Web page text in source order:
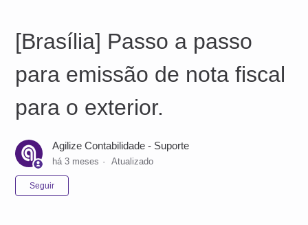
[Brasília] Passo a passo
para emissão de nota fiscal
para o exterior.
Agilize Contabilidade - Suporte
há 3 meses Atualizado
Seguir